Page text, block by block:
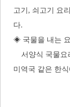
고기, 쇠고기 요
다.
◈ 국물을 내는
서양식 국물요
미역국 같은 한